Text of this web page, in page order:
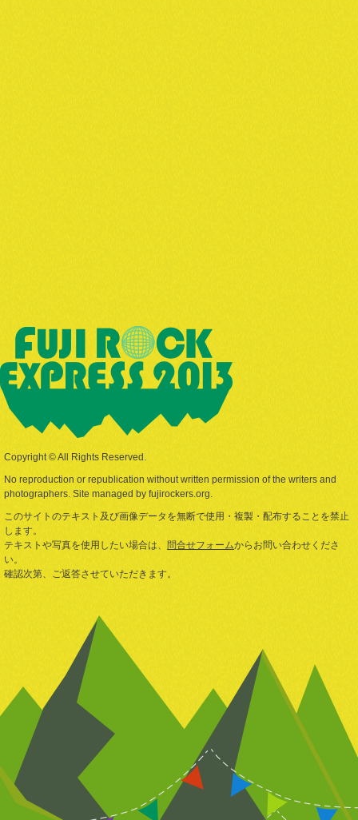
Copyright © All Rights Reserved.
No reproduction or republication without written permission of the writers and
photographers. Site managed by fujirockers.org.
このサイトのテキスト及び画像データを無断で使用・複製・配布することを禁止
します。
テキストや写真を使用したい場合は、 問合せフォームからお問い合わせくださ
い。
確認次第、ご返答させていただきます。